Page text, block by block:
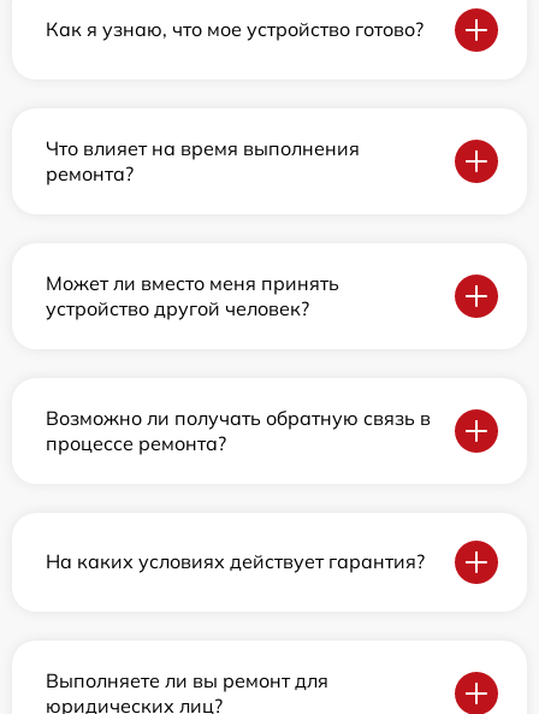
Как я узнаю, что мое устройство готово?
Что влияет на время выполнения
ремонта?
Может ли вместо меня принять
устройство другой человек?
Возможно ли получать обратную связь в
процессе ремонта?
На каких условиях действует гарантия?
Выполняете ли вы ремонт для
юридических лиц?